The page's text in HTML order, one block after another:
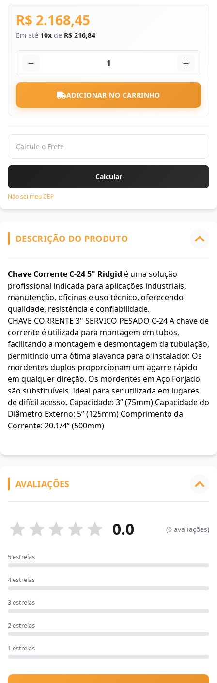
R$ 2.168,45
Em até 10x de R$ 216,84
1
ADICIONAR NO CARRINHO
Não sei meu CEP
DESCRIÇÃO DO PRODUTO
Chave Corrente C-24 5" Ridgid é uma solução
profissional indicada para aplicações industriais,
manutenção, oficinas e uso técnico, oferecendo
qualidade, resistência e confiabilidade.
CHAVE CORRENTE 3" SERVICO PESADO C-24 A chave de
corrente é utilizada para montagem em tubos,
facilitando a montagem e desmontagem da tubulação,
permitindo uma ótima alavanca para o instalador. Os
mordentes duplos proporcionam um agarre rápido
em qualquer direção. Os mordentes em Aço Forjado
são substituíveis. Ideal para ser utilizada em lugares
de difícil acesso. Capacidade: 3” (75mm) Capacidade do
Diâmetro Externo: 5” (125mm) Comprimento da
Corrente: 20.1/4” (500mm)
AVALIAÇÕES
0.0 (0 avaliações)
5 estrelas
4 estrelas
3 estrelas
2 estrelas
1 estrelas